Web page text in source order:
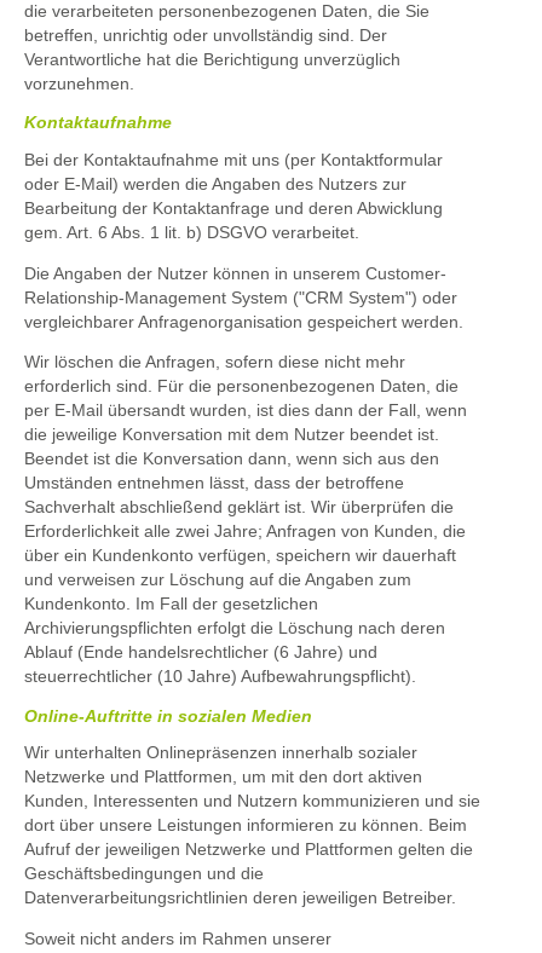
die verarbeiteten personenbezogenen Daten, die Sie
betreffen, unrichtig oder unvollständig sind. Der
Verantwortliche hat die Berichtigung unverzüglich
vorzunehmen.
Kontaktaufnahme
Bei der Kontaktaufnahme mit uns (per Kontaktformular
oder E-Mail) werden die Angaben des Nutzers zur
Bearbeitung der Kontaktanfrage und deren Abwicklung
gem. Art. 6 Abs. 1 lit. b) DSGVO verarbeitet.
Die Angaben der Nutzer können in unserem Customer-
Relationship-Management System ("CRM System") oder
vergleichbarer Anfragenorganisation gespeichert werden.
Wir löschen die Anfragen, sofern diese nicht mehr
erforderlich sind. Für die personenbezogenen Daten, die
per E-Mail übersandt wurden, ist dies dann der Fall, wenn
die jeweilige Konversation mit dem Nutzer beendet ist.
Beendet ist die Konversation dann, wenn sich aus den
Umständen entnehmen lässt, dass der betroffene
Sachverhalt abschließend geklärt ist. Wir überprüfen die
Erforderlichkeit alle zwei Jahre; Anfragen von Kunden, die
über ein Kundenkonto verfügen, speichern wir dauerhaft
und verweisen zur Löschung auf die Angaben zum
Kundenkonto. Im Fall der gesetzlichen
Archivierungspflichten erfolgt die Löschung nach deren
Ablauf (Ende handelsrechtlicher (6 Jahre) und
steuerrechtlicher (10 Jahre) Aufbewahrungspflicht).
Online-Auftritte in sozialen Medien
Wir unterhalten Onlinepräsenzen innerhalb sozialer
Netzwerke und Plattformen, um mit den dort aktiven
Kunden, Interessenten und Nutzern kommunizieren und sie
dort über unsere Leistungen informieren zu können. Beim
Aufruf der jeweiligen Netzwerke und Plattformen gelten die
Geschäftsbedingungen und die
Datenverarbeitungsrichtlinien deren jeweiligen Betreiber.
Soweit nicht anders im Rahmen unserer